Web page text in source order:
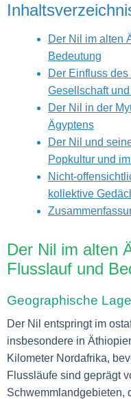
Der Nil im alten
Bedeutung
Der Einfluss
Gesellschaft
Der Nil in der
Ägyptens
Der Nil und
Popkultur und
Nicht-
kollektive
Der Nil im alten
Flusslauf und
Geographische
Der Nil entspringt im
insbesondere in
Kilometer Nordafrika,
Flussläufe sind geprägt
Schwemmlandgebieten,